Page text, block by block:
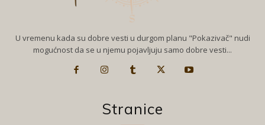
U vremenu kada su dobre vesti u durgom planu "Pokazivač" nudi
mogućnost da se u njemu pojavljuju samo dobre vesti...
Stranice